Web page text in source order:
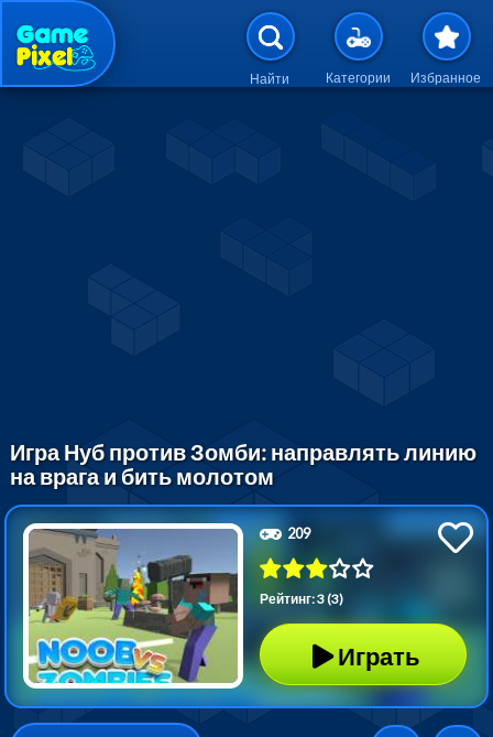
Перейти к основному
Найти Категории Избранное
Игра Нуб против Зомби: направлять линию
на врага и бить молотом
209
Рейтинг: 3 (3)
Играть